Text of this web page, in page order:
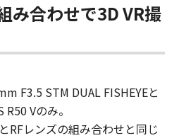
み合わせで3D VR撮
F3.5 STM DUAL FISHEYEと
Vのみ。
RFレンズの組み合わせと同じ